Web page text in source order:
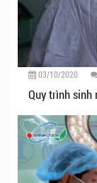
03/10/2020
Quy trình sinh